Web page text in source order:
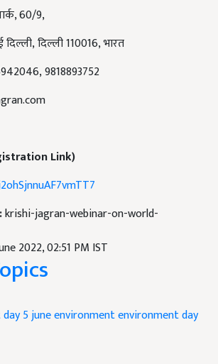
60/9,
दिल्ली 110016, भारत
9818893752
Link)
krishi-jagran-webinar-on-world-
2022, 02:51 PM IST
5 juneenvironmentenvironment day